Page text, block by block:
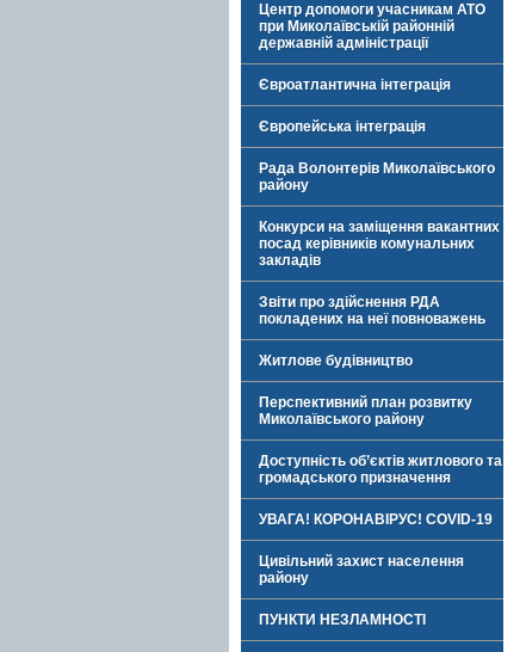
Центр допомоги учасникам АТО
при Миколаївській районній
державній адміністрації
Євроатлантична інтеграція
Європейська інтеграція
Рада Волонтерів Миколаївського
району
Конкурси на заміщення вакантних
посад керівників комунальних
закладів
Звіти про здійснення РДА
покладених на неї повноважень
Житлове будівництво
Перспективний план розвитку
Миколаївського району
Доступність об’єктів житлового та
громадського призначення
УВАГА! КОРОНАВІРУС! COVID-19
Цивільний захист населення
району
ПУНКТИ НЕЗЛАМНОСТІ